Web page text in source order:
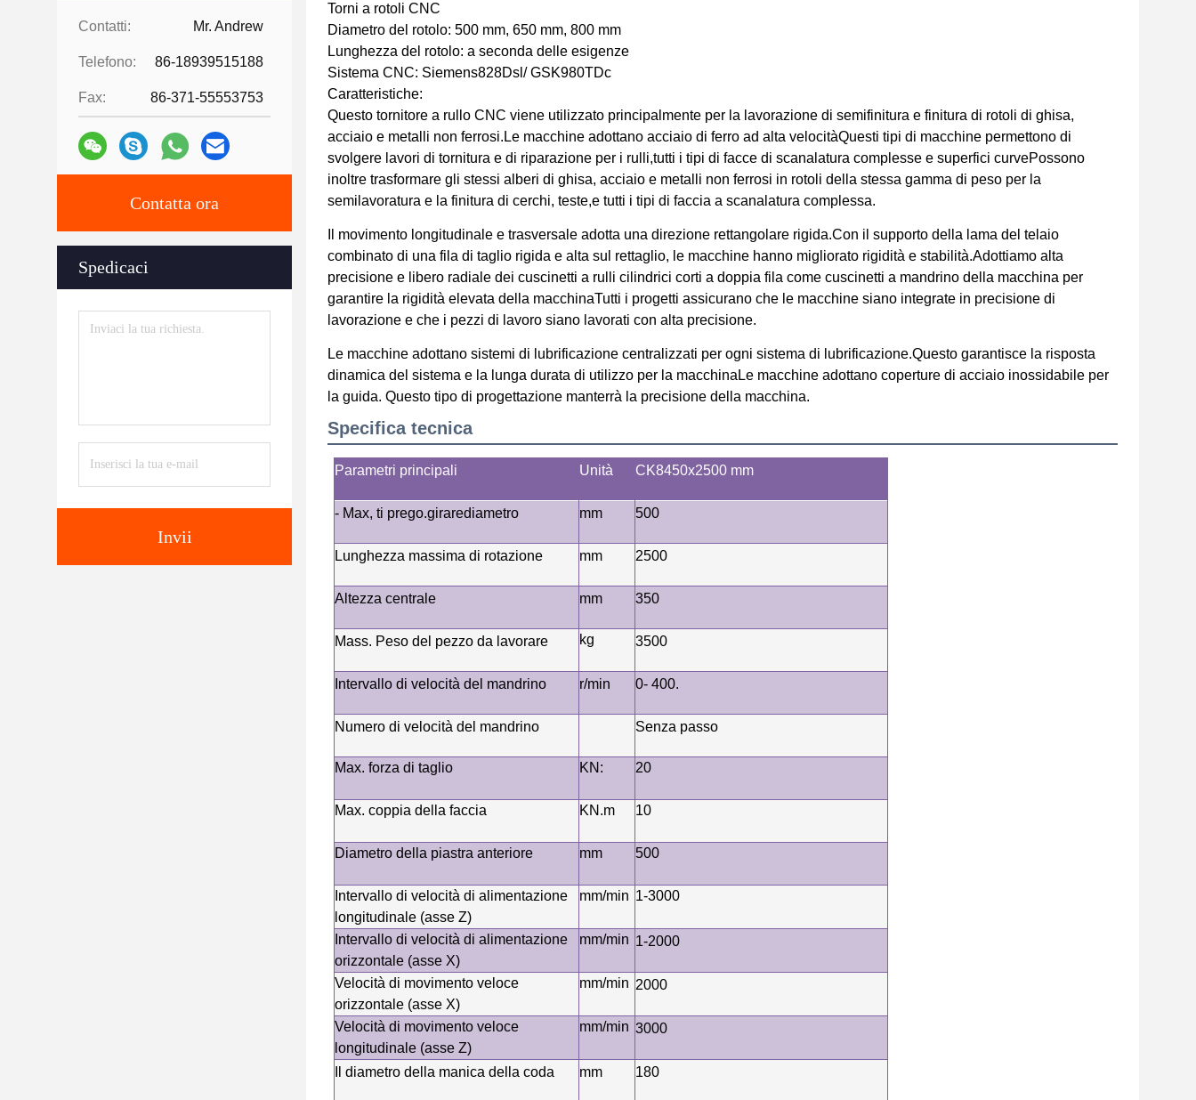
Contatti: Mr. Andrew
Telefono: 86-18939515188
Fax: 86-371-55553753
Contatta ora
Spedicaci
Invii
Torni a rotoli CNC
Diametro del rotolo: 500 mm, 650 mm, 800 mm
Lunghezza del rotolo: a seconda delle esigenze
Sistema CNC: Siemens828Dsl/ GSK980TDc
Caratteristiche:
Questo tornitore a rullo CNC viene utilizzato principalmente per la lavorazione di semifinitura e finitura di rotoli di ghisa,
acciaio e metalli non ferrosi.Le macchine adottano acciaio di ferro ad alta velocitàQuesti tipi di macchine permettono di
svolgere lavori di tornitura e di riparazione per i rulli,tutti i tipi di facce di scanalatura complesse e superfici curvePossono
inoltre trasformare gli stessi alberi di ghisa, acciaio e metalli non ferrosi in rotoli della stessa gamma di peso per la
semilavoratura e la finitura di cerchi, teste,e tutti i tipi di faccia a scanalatura complessa.
Il movimento longitudinale e trasversale adotta una direzione rettangolare rigida.Con il supporto della lama del telaio
combinato di una fila di taglio rigida e alta sul rettaglio, le macchine hanno migliorato rigidità e stabilità.Adottiamo alta
precisione e libero radiale dei cuscinetti a rulli cilindrici corti a doppia fila come cuscinetti a mandrino della macchina per
garantire la rigidità elevata della macchinaTutti i progetti assicurano che le macchine siano integrate in precisione di
lavorazione e che i pezzi di lavoro siano lavorati con alta precisione.
Le macchine adottano sistemi di lubrificazione centralizzati per ogni sistema di lubrificazione.Questo garantisce la risposta
dinamica del sistema e la lunga durata di utilizzo per la macchinaLe macchine adottano coperture di acciaio inossidabile per
la guida. Questo tipo di progettazione manterrà la precisione della macchina.
Specifica tecnica
Parametri principali Unità CK8450x2500 mm
- Max, ti prego.girarediametro mm 500
Lunghezza massima di rotazione mm 2500
Altezza centrale mm 350
Mass. Peso del pezzo da lavorare kg 3500
Intervallo di velocità del mandrino r/min 0- 400.
Numero di velocità del mandrino Senza passo
Max. forza di taglio KN: 20
Max. coppia della faccia KN.m 10
Diametro della piastra anteriore mm 500
Intervallo di velocità di alimentazione
longitudinale (asse Z)
mm/min 1-3000
Intervallo di velocità di alimentazione
orizzontale (asse X)
mm/min 1-2000
Velocità di movimento veloce
orizzontale (asse X)
mm/min 2000
Velocità di movimento veloce
longitudinale (asse Z)
mm/min 3000
Il diametro della manica della coda mm 180